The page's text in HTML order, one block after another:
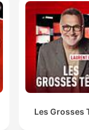
Les Grosses